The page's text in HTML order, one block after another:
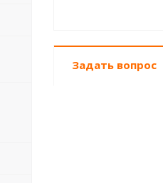
Задать вопрос